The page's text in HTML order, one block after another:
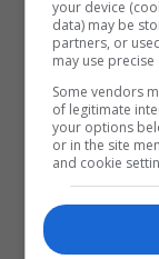
your device
data) may be
partners, or
may use
Some vendors
of legitimate
your options
or in the site
and cookie